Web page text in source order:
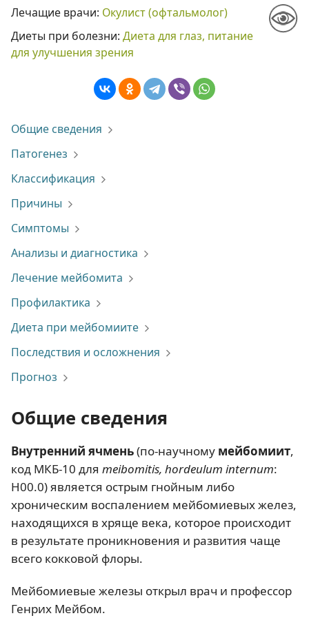
Лечащие врачи: Окулист (офтальмолог)
Диеты при болезни: Диета для глаз, питание
для улучшения зрения
Общие сведения
Патогенез
Классификация
Причины
Симптомы
Анализы и диагностика
Лечение мейбомита
Профилактика
Диета при мейбомиите
Последствия и осложнения
Прогноз
Общие сведения
Внутренний ячмень(по-научному мейбомиит,
код МКБ-10 для meibomitis, hordeulum internum:
H00.0) является острым гнойным либо
хроническим воспалением мейбомиевых желез,
находящихся в хряще века, которое происходит
в результате проникновения и развития чаще
всего кокковой флоры.
Мейбомиевые железы открыл врач и профессор
Генрих Мейбом.